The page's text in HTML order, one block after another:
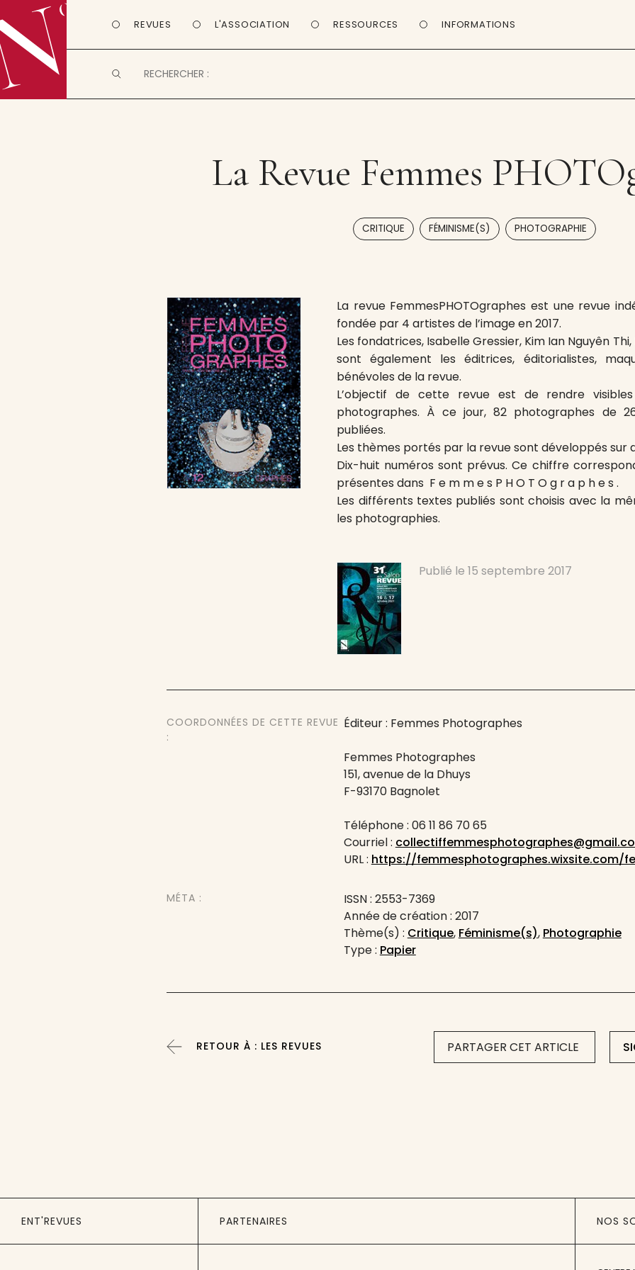
REVUES L'ASSOCIATION RESSOURCES INFORMATIONS
La Revue Femmes
CRITIQUE FÉMINISME(S) PHOTOGRAPHIE
La revue FemmesPHOTOgraphes est une revue
fondée par 4 artistes de l’image en 2017.
Les fondatrices, Isabelle Gressier, Kim Ian Nguyên
sont également les éditrices, éditorialistes,
bénévoles de la revue.
L’objectif de cette revue est de rendre
photographes. À ce jour, 82 photographes de
publiées.
Les thèmes portés par la revue sont développés sur
Dix-huit numéros sont prévus. Ce chiffre
présentes dans F e m m e s P H O T O g r a p h e s .
Les différents textes publiés sont choisis avec la
les photographies.
Publié le15 septembre 2017
COORDONNÉES DE CETTE REVUE
:
Éditeur : Femmes Photographes
Femmes Photographes
151, avenue de la Dhuys
F-93170 Bagnolet
Téléphone : 06 11 86 70 65
Courriel :
URL : https://femmesphotographes.wixsite.com/
MÉTA :
ISSN : 2553-7369
Année de création : 2017
Thème(s) : Critique, Féminisme(s), Photographie
Type : Papier
PARTAGER CET ARTICLE
RETOUR À : LES REVUES
ENT'REVUES PARTENAIRES NOS